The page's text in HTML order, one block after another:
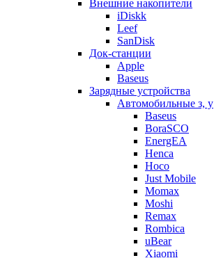
Внешние накопители
iDiskk
Leef
SanDisk
Док-станции
Apple
Baseus
Зарядные устройства
Автомобильные з, у
Baseus
BoraSCO
EnergEA
Henca
Hoco
Just Mobile
Momax
Moshi
Remax
Rombica
uBear
Xiaomi